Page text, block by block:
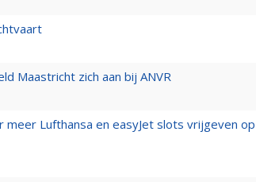
Maastricht zich aan bij ANVR
Lufthansa en easyJet slots vrijgeven op